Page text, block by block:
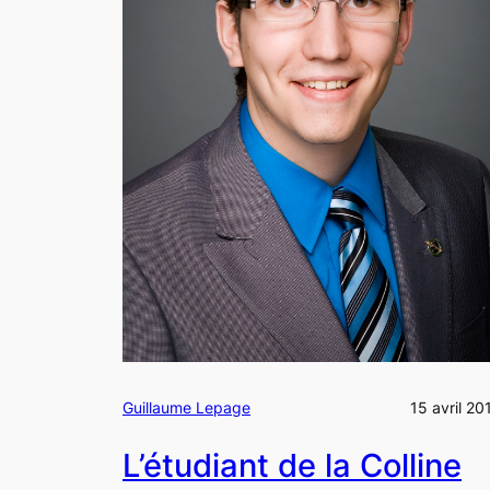
Guillaume Lepage 15 avril
L’étudiant de la Colline